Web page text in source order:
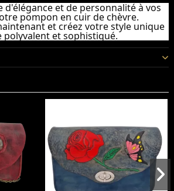
d'élégance et de personnalité à vos
pompon en cuir de chèvre.
et créez votre style unique
polyvalent et sophistiqué.